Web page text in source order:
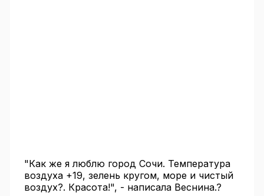
"Как же я люблю город Сочи. Температура
воздуха +19, зелень кругом, море и чистый
воздух?. Красота!", - написала Веснина.?